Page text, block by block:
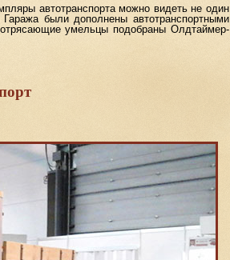
автотранспорта можно видеть не один
были дополнены автотранспортными
умельцы подобраны Олдтаймер-